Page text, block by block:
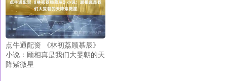
点牛通配资 《林初荔顾慕辰》
小说：顾相真是我们大旻朝的天
降紫微星